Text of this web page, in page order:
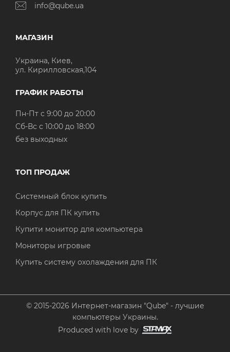
info@qube.ua
МАГАЗИН
Украина, Киев,
ул. Кирилловская,104
ГРАФИК РАБОТЫ
Пн-Пт с 9:00 до 20:00
Cб-Вс с 10:00 до 18:00
без выходных
ТОП ПРОДАЖ
Системный блок купить
Корпус для ПК купить
Купити монитор для компьютера
Мониторы игровые
Купить систему охолаждения для ПК
© 2015-2026 Интернет-магазин "Qube" - лучшие
компьютеры Украины.
Produced with love by